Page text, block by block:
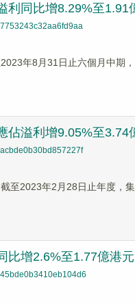
利同比增8.29%至1.91
年8月31日止六個月中
佔溢利增9.05%至3.74
至2023年2月28日止年度，
比增2.6%至1.77億港